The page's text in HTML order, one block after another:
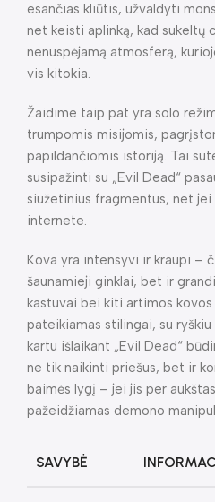
esančias kliūtis, užvaldyti
net keisti aplinką, kad sukeltų
nenuspėjamą atmosferą,
vis kitokia.
Žaidime taip pat yra solo
trumpomis misijomis,
papildančiomis istoriją. Tai
susipažinti su „Evil Dead“
siužetinius fragmentus, net
internete.
Kova yra intensyvi ir kraupi –
šaunamieji ginklai, bet ir
kastuvai bei kiti artimos kovos
pateikiamas stilingai, su
kartu išlaikant „Evil Dead“
ne tik naikinti priešus, bet ir
baimės lygį – jei jis per
pažeidžiamas demono
SAVYBĖ